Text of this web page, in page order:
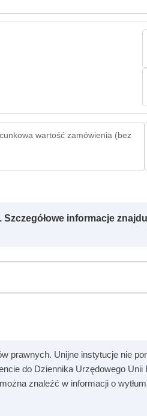
wartość zamówienia (bez
informacje
prawnych. Unijne instytucje nie
do Dziennika Urzędowego
znaleźć w informacji o